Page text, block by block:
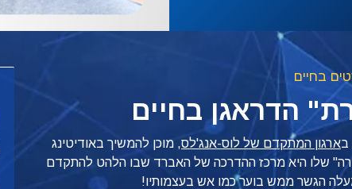
בחיים
הדראגן בחיים
בארגון המתקדם של לוס-אנג'לס, מוכן להמשיך באודיטינג
שלו היא מרכז ההדרכה של האברד שבו הלהט להתקדם
הגשר ממש בוער כמו אש בעצמותיו!